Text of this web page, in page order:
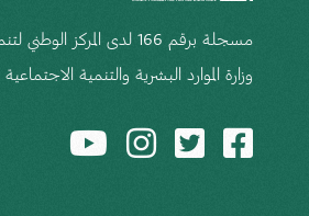
مسجلة برقم 166 لدى المركز
وزارة الموارد البشرية والتنمية الاجتماعية